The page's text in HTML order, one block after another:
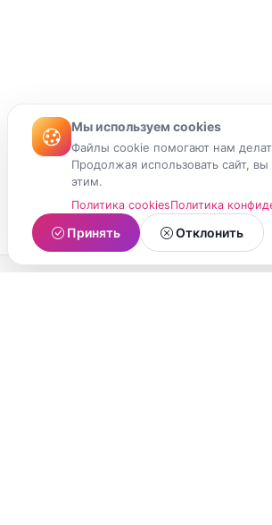
Мы используем cookies
Файлы cookie помогают нам
Продолжая использовать сайт, вы
этим.
Политика cookiesПолитика
Принять Отклонить